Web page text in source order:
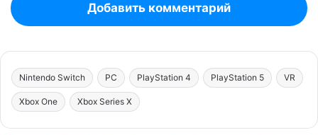
Добавить комментарий
Nintendo Switch PC PlayStation 4 PlayStation 5 VR
Xbox One Xbox Series X